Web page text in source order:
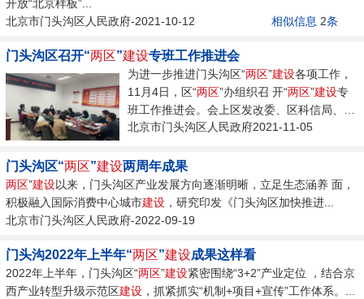
开放“北京样板”...
北京市门头沟区人民政府-2021-10-12
相似信息 2条
门头沟区召开“两区”建设专班工作推进会
为进一步推进门头沟区“两区”建设各项工作，
11月4日，区“两区”办组织召 开“两区”建设专
班工作推进会。会上区发改委、区科信局、中
关村...
北京市门头沟区人民政府2021-11-05
门头沟区“两区”建设两周年成果
两区”建设以来，门头沟区产业发展方向逐渐明晰，立足生态涵养 面，
积极融入国际消费中心城市建设 ，研究印发《门头沟区加快推进...
北京市门头沟区人民政府-2022-09-19
门头沟2022年上半年“两区”建设成果这样看
2022年上半年，门头沟区“两区”建设紧密围绕“3+2”产业定位 ，结合京
西产业转型升级示范区建设 ，抓紧抓实“机制+项目+宣传”工作体系。...